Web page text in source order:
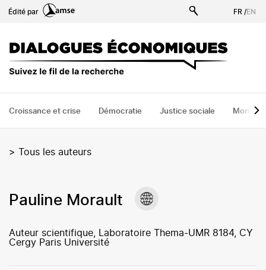
au
FR /EN
Édité par
Croissance et crise Démocratie Justice sociale Monde
> Tous les auteurs
Pauline Morault
Auteur scientifique, Laboratoire Thema-UMR 8184, CY
Cergy Paris Université